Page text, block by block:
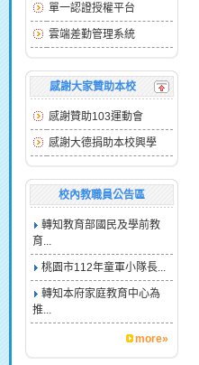
單一認證授權平台
雲端差勤管理系統
感謝大家贊助本校
感謝贊助103運動會
感謝大德捐助本校興學
校內教職員公告區
轉知教育部國民及學前教
育...
桃園市112年童軍小隊長...
轉知本府家庭教育中心為
推...
more»